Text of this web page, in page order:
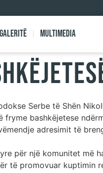
Galeritë Multimedia
Serbe të Shën
fryme bashkëjetese
adresimit të
për një komunitet më
të promovuar kuptimin